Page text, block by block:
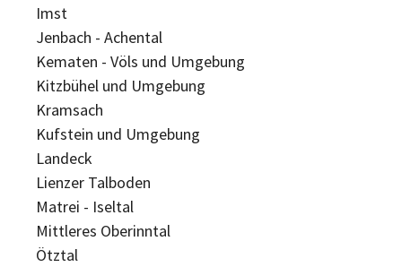
Imst
Jenbach - Achental
Kematen - Völs und Umgebung
Kitzbühel und Umgebung
Kramsach
Kufstein und Umgebung
Landeck
Lienzer Talboden
Matrei - Iseltal
Mittleres Oberinntal
Ötztal